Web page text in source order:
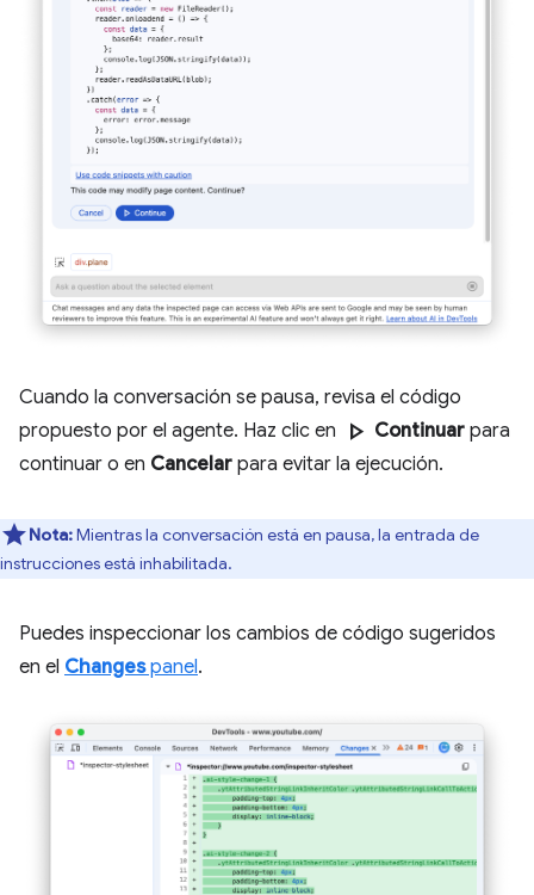
Cuando la conversación se pausa, revisa el código
propuesto por el agente. Haz clic en
play_arrow Continuar para
continuar o en Cancelar para evitar la ejecución.
Nota:Mientras la conversación está en pausa, la entrada de
instrucciones está inhabilitada.
Puedes inspeccionar los cambios de código sugeridos
en el Changespanel.